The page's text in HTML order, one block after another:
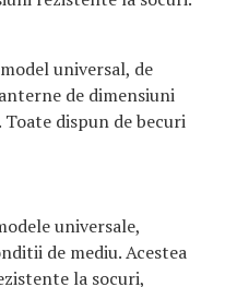
universal, de
de dimensiuni
dispun de becuri
universale,
de mediu. Acestea
la socuri,